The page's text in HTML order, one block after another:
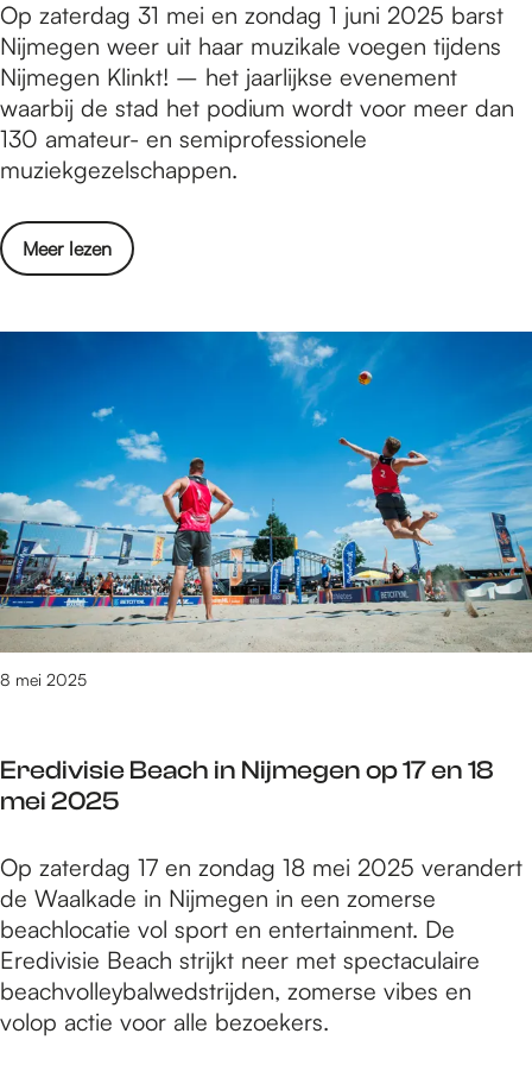
n
t
e
e
r
t
d
:
H
e
t
t
j
d
c
t
m
e
t
e
e
n
l
a
e
v
a
n
é
é
d
b
o
u
d
E
f
g
t
t
j
d
s
h
i
f
t
e
t
e
e
n
o
N
i
j
m
e
g
n
K
a
a
t
d
e
s
t
d
é
n
o
d
i
u
m
a
Op zaterdag 31 mei en zondag 1 juni 2025 barst
Nijmegen weer uit haar muzikale voegen tijdens
Nijmegen Klinkt! – het jaarlijkse evenement
waarbij de stad het podium wordt voor meer dan
130 amateur- en semiprofessionele
muziekgezelschappen.
Meer lezen
o
v
e
g
e
n
K
l
i
t
!
a
a
t
d
e
s
Eredivisie Beach in Nijmegen op 17 en 18
mei 2025
8 mei 2025
E
r
e
d
i
v
Op zaterdag 17 en zondag 18 mei 2025 verandert
de Waalkade in Nijmegen in een zomerse
beachlocatie vol sport en entertainment. De
Eredivisie Beach strijkt neer met spectaculaire
beachvolleybalwedstrijden, zomerse vibes en
volop actie voor alle bezoekers.